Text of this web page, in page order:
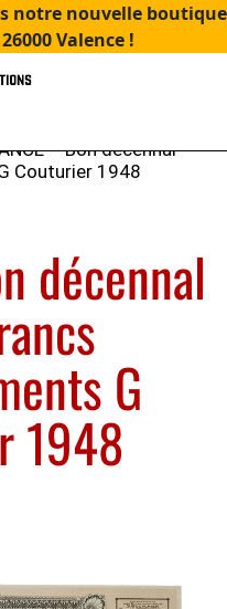
notre nouvelle boutique
Valence !
– Bon décennal
Couturier 1948
décennal
G
1948